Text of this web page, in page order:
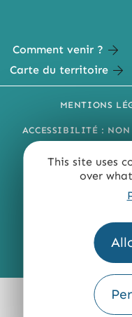
This site uses
over
Comment venir ?
Carte du territoire
MENTIONS
ACCESSIBILITÉ : NON
QUI
Fourni